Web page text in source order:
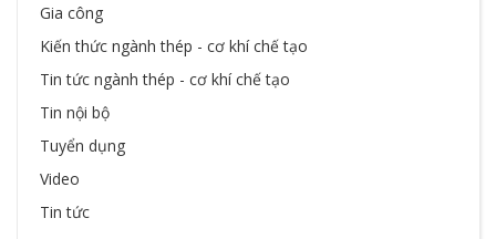
Gia công
Kiến thức ngành thép - cơ khí chế tạo
Tin tức ngành thép - cơ khí chế tạo
Tin nội bộ
Tuyển dụng
Video
Tin tức